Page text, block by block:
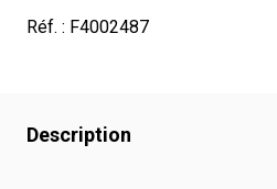
Réf. : F4002487
Description